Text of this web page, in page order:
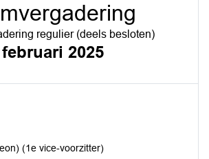
regulier (deels besloten)
2025
(1e vice-voorzitter)